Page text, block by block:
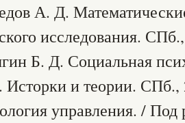
А. Д.
исследования.
Б. Д. Социальная
Исторки и теории. СПб.,
управления. / Под